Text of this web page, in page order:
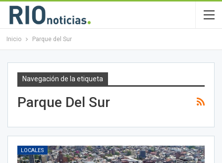
Inicio Parque del Sur
Navegación de la etiqueta
Parque Del Sur
LOCALES